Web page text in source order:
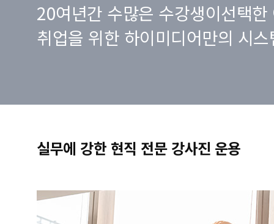
20여년간 수많은 수강생이선택한
취업을 위한 하이미디어만의 시
실무에 강한 현직 전문 강사진 운용